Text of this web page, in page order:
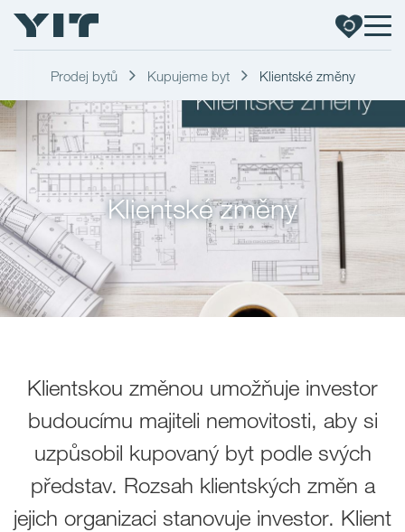
Prodej bytů Kupujeme byt Klientské změny
Klientské změny
Klientskou změnou umožňuje investor
budoucímu majiteli nemovitosti, aby si
uzpůsobil kupovaný byt podle svých
představ. Rozsah klientských změn a
jejich organizaci stanovuje investor. Klient